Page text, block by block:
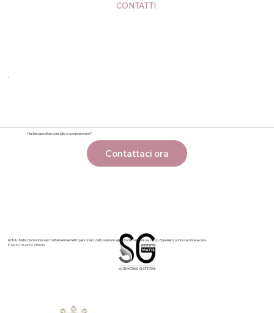
CONTATTI
Hai bisogno di un consiglio o vuoi prenotare?
Contattaci ora
Istituto Matis Domodossola: trattamenti estetici personalizzati, solarium, epilazione, nails, viso e corpo. Esperienza, innovazione e cura.
P. Iva N. IT02452230036